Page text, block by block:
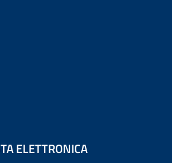
ELETTRONICA